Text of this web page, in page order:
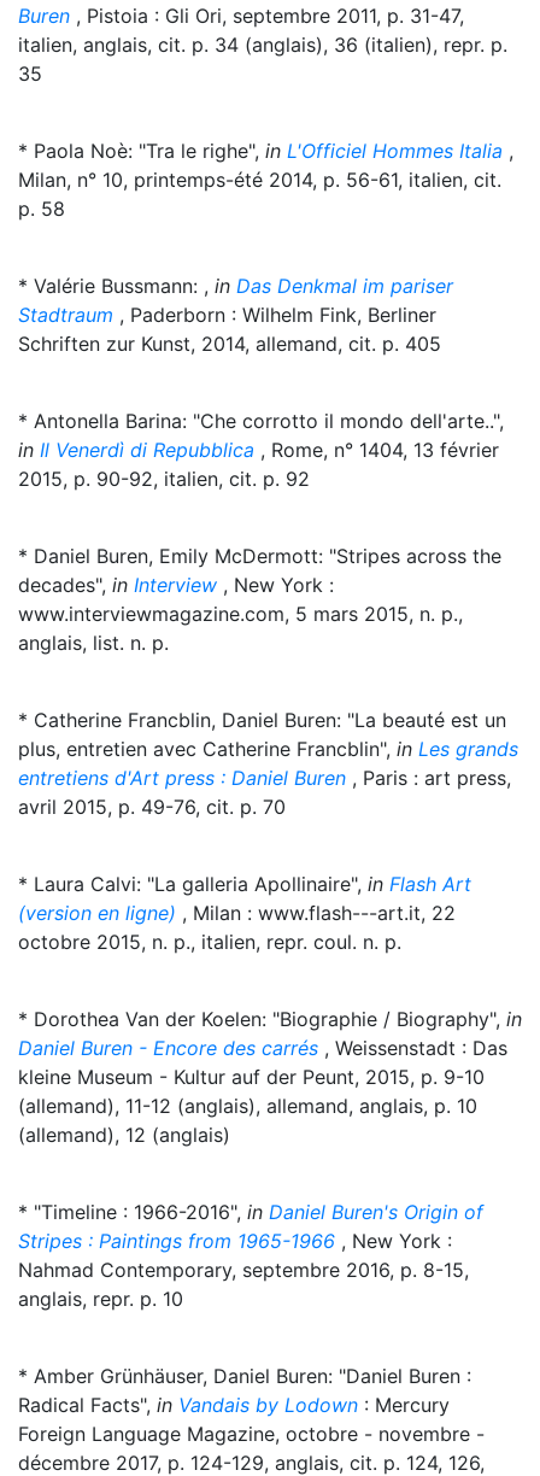
Buren , Pistoia : Gli Ori, septembre 2011, p. 31-47,
italien, anglais, cit. p. 34 (anglais), 36 (italien), repr. p.
35
* Paola Noè: "Tra le righe", in L'Officiel Hommes Italia ,
Milan, n° 10, printemps-été 2014, p. 56-61, italien, cit.
p. 58
* Valérie Bussmann: , in Das Denkmal im pariser
Stadtraum , Paderborn : Wilhelm Fink, Berliner
Schriften zur Kunst, 2014, allemand, cit. p. 405
* Antonella Barina: "Che corrotto il mondo dell'arte..",
in Il Venerdì di Repubblica , Rome, n° 1404, 13 février
2015, p. 90-92, italien, cit. p. 92
* Daniel Buren, Emily McDermott: "Stripes across the
decades", in Interview , New York :
www.interviewmagazine.com, 5 mars 2015, n. p.,
anglais, list. n. p.
* Catherine Francblin, Daniel Buren: "La beauté est un
plus, entretien avec Catherine Francblin", in Les grands
entretiens d'Art press : Daniel Buren , Paris : art press,
avril 2015, p. 49-76, cit. p. 70
* Laura Calvi: "La galleria Apollinaire", in Flash Art
(version en ligne) , Milan : www.flash---art.it, 22
octobre 2015, n. p., italien, repr. coul. n. p.
* Dorothea Van der Koelen: "Biographie / Biography", in
Daniel Buren - Encore des carrés , Weissenstadt : Das
kleine Museum - Kultur auf der Peunt, 2015, p. 9-10
(allemand), 11-12 (anglais), allemand, anglais, p. 10
(allemand), 12 (anglais)
* "Timeline : 1966-2016", in Daniel Buren's Origin of
Stripes : Paintings from 1965-1966 , New York :
Nahmad Contemporary, septembre 2016, p. 8-15,
anglais, repr. p. 10
* Amber Grünhäuser, Daniel Buren: "Daniel Buren :
Radical Facts", in Vandais by Lodown : Mercury
Foreign Language Magazine, octobre - novembre -
décembre 2017, p. 124-129, anglais, cit. p. 124, 126,